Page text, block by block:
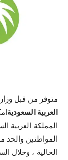
متوفر من قبل
العربية السعودية
المواطنين والحد
الحالية ، وخلال